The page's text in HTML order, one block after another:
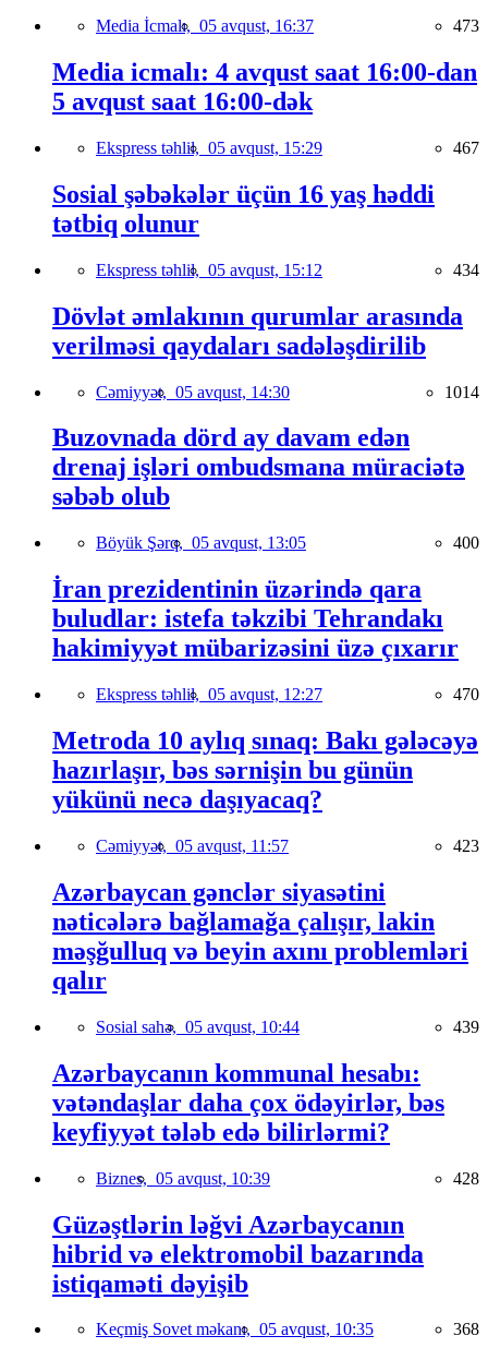
Media İcmalı, 05 avqust, 16:37 473
Media icmalı: 4 avqust saat 16:00-dan
5 avqust saat 16:00-dək
Ekspress təhlil, 05 avqust, 15:29 467
Sosial şəbəkələr üçün 16 yaş həddi
tətbiq olunur
Ekspress təhlil, 05 avqust, 15:12 434
Dövlət əmlakının qurumlar arasında
verilməsi qaydaları sadələşdirilib
Cəmiyyət, 05 avqust, 14:30 1014
Buzovnada dörd ay davam edən
drenaj işləri ombudsmana müraciətə
səbəb olub
Böyük Şərq, 05 avqust, 13:05 400
İran prezidentinin üzərində qara
buludlar: istefa təkzibi Tehrandakı
hakimiyyət mübarizəsini üzə çıxarır
Ekspress təhlil, 05 avqust, 12:27 470
Metroda 10 aylıq sınaq: Bakı gələcəyə
hazırlaşır, bəs sərnişin bu günün
yükünü necə daşıyacaq?
Cəmiyyət, 05 avqust, 11:57 423
Azərbaycan gənclər siyasətini
nəticələrə bağlamağa çalışır, lakin
məşğulluq və beyin axını problemləri
qalır
Sosial sahə, 05 avqust, 10:44 439
Azərbaycanın kommunal hesabı:
vətəndaşlar daha çox ödəyirlər, bəs
keyfiyyət tələb edə bilirlərmi?
Biznes, 05 avqust, 10:39 428
Güzəştlərin ləğvi Azərbaycanın
hibrid və elektromobil bazarında
istiqaməti dəyişib
Keçmiş Sovet məkanı, 05 avqust, 10:35 368